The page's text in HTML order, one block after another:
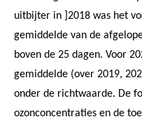
uitbijter in ]2018 was het
gemiddelde van de
boven de 25 dagen. Voor
gemiddelde (over 2019,
onder de richtwaarde. De
ozonconcentraties en de